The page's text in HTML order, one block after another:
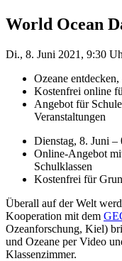
World Ocean
Di., 8. Juni 2021, 9:30
Ozeane
Kostenfrei online
Angebot für
Veranstaltungen
Dienstag, 8. Juni
Online-Angebot
Schulklassen
Kostenfrei für
Überall auf der Welt
Kooperation mit dem
Ozeanforschung, Kiel)
und Ozeane per Video
Klassenzimmer.